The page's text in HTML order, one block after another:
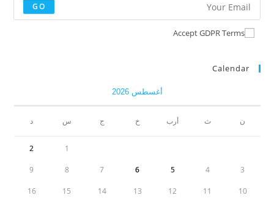
GO
Accept GDPR Terms
Calendar
أغسطس 2026
ن ث أرب خ ج س د
1
2
3
4
5
6
7
8
9
10
11
12
13
14
15
16